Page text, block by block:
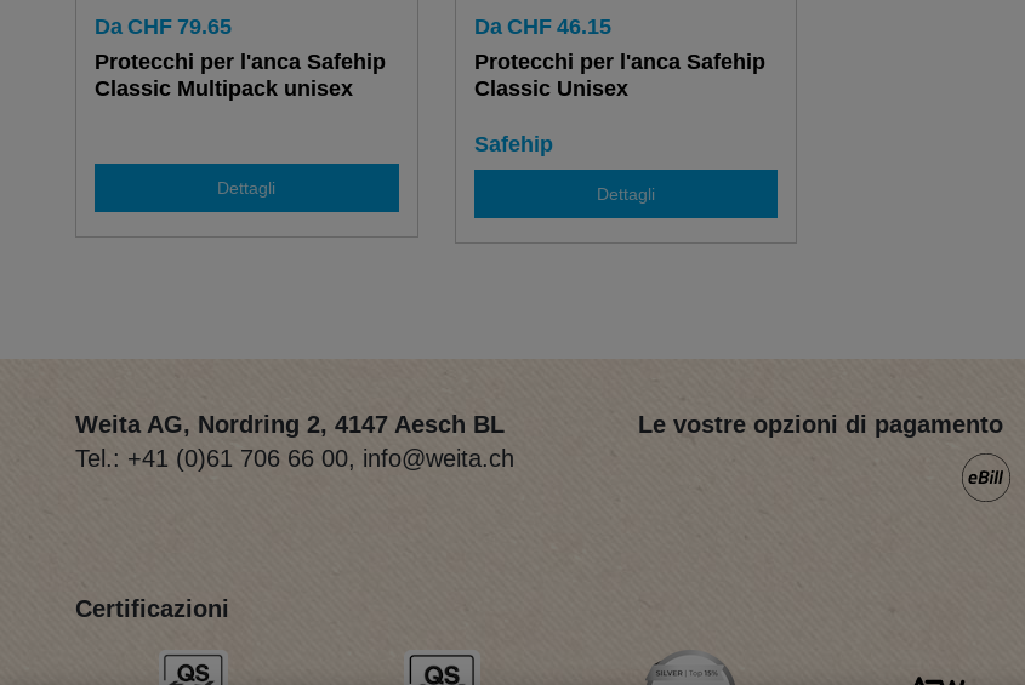
Da CHF 79.65
Protecchi per l'anca Safehip
Classic Multipack unisex
Dettagli
Da CHF 46.15
Protecchi per l'anca Safehip
Classic Unisex
Safehip
Dettagli
Weita AG, Nordring 2, 4147 Aesch BL
Tel.: +41 (0)61 706 66 00, info@weita.ch
Le vostre opzioni di pagamento
Certificazioni